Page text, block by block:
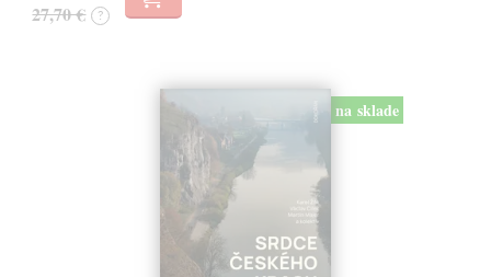
27,70 € ?
na sklade